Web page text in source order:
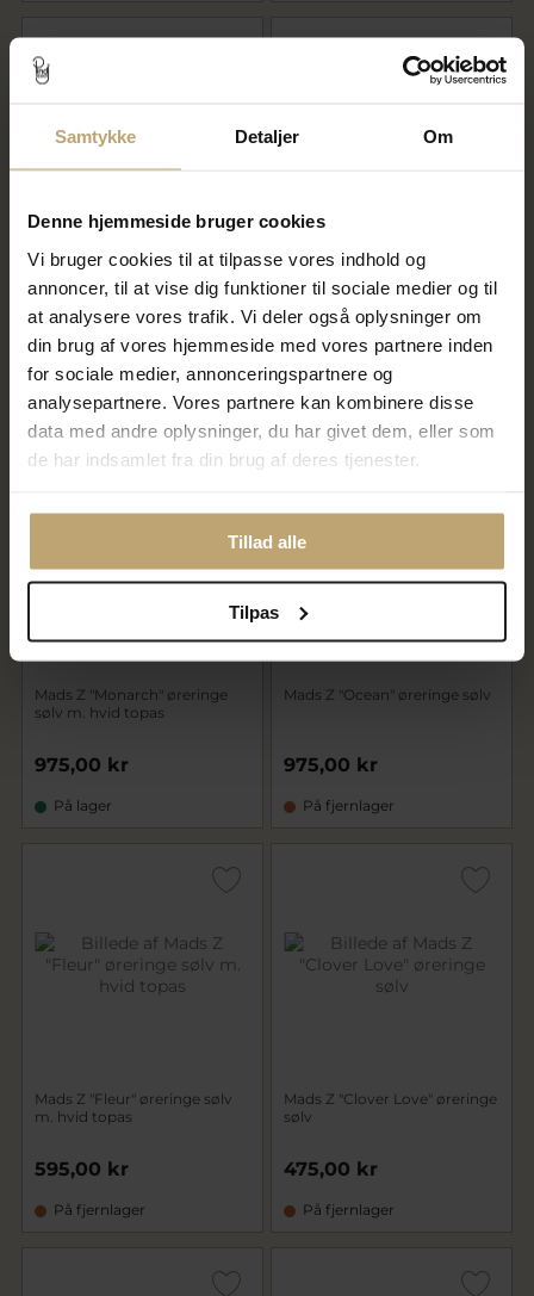
Samtykke Detaljer Om
Denne hjemmeside bruger cookies
Vi bruger cookies til at tilpasse vores indhold og
annoncer, til at vise dig funktioner til sociale medier og til
at analysere vores trafik. Vi deler også oplysninger om
din brug af vores hjemmeside med vores partnere inden
for sociale medier, annonceringspartnere og
analysepartnere. Vores partnere kan kombinere disse
data med andre oplysninger, du har givet dem, eller som
de har indsamlet fra din brug af deres tjenester.
Tillad alle
Tilpas
Mads Z "Precious Bubbles"
øreringe sølv m. røgkvarts
675,00 kr
På fjernlager
Mads Z "Precious Bubbles"
øreringe sølv m. peach
månesten
675,00 kr
På fjernlager
Mads Z "Monarch" øreringe
sølv m. hvid topas
975,00 kr
På lager
Mads Z "Ocean" øreringe sølv
975,00 kr
På fjernlager
Mads Z "Fleur" øreringe sølv
m. hvid topas
595,00 kr
På fjernlager
Mads Z "Clover Love" øreringe
sølv
475,00 kr
På fjernlager